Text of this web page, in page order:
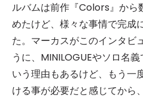
ルバムは前作『Colors』から
めたけど、様々な事情で完成
た。マーカスがこのインタビ
うに、MINILOGUEやソロ名
いう理由もあるけど、もう一
ける事が必要だと感じてから